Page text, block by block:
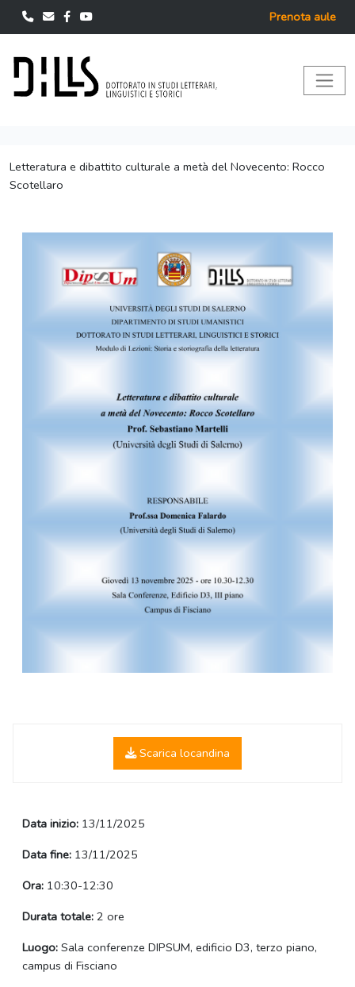
Prenota aule
Letteratura e dibattito culturale a metà del Novecento: Rocco
Scotellaro
Scarica locandina
Data inizio: 13/11/2025
Data fine: 13/11/2025
Ora: 10:30-12:30
Durata totale: 2 ore
Luogo: Sala conferenze DIPSUM, edificio D3, terzo piano,
campus di Fisciano